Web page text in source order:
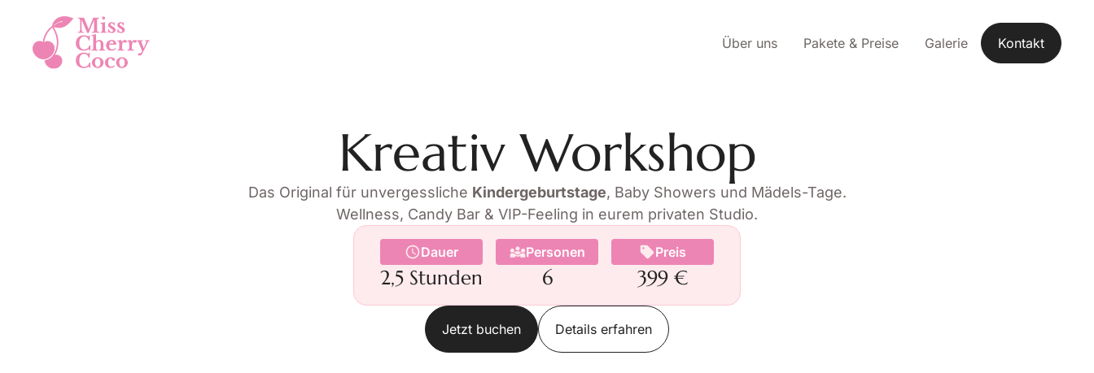
Über uns Pakete & Preise Galerie Kontakt
Kreativ Workshop
Das Original für unvergessliche Kindergeburtstage, Baby Showers und Mädels-Tage.
Wellness, Candy Bar & VIP-Feeling in eurem privaten Studio.
Dauer
2,5 Stunden
Personen
6
Preis
399 €
Jetzt buchen Details erfahren